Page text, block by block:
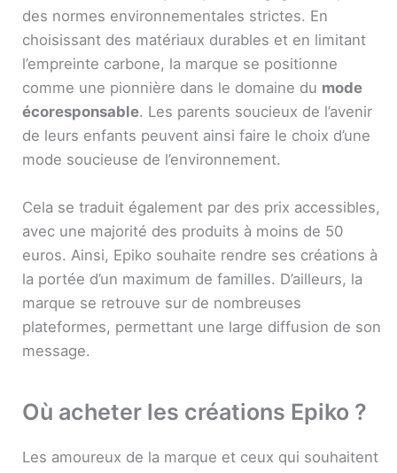
des normes environnementales strictes. En
choisissant des matériaux durables et en limitant
l’empreinte carbone, la marque se positionne
comme une pionnière dans le domaine du mode
écoresponsable. Les parents soucieux de l’avenir
de leurs enfants peuvent ainsi faire le choix d’une
mode soucieuse de l’environnement.
Cela se traduit également par des prix accessibles,
avec une majorité des produits à moins de 50
euros. Ainsi, Epiko souhaite rendre ses créations à
la portée d’un maximum de familles. D’ailleurs, la
marque se retrouve sur de nombreuses
plateformes, permettant une large diffusion de son
message.
Où acheter les créations Epiko ?
Les amoureux de la marque et ceux qui souhaitent